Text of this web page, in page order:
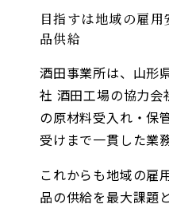
目指すは地域の雇
品供給
酒田事業所は、山形
社 酒田工場の協力会
の原材料受入れ・保
受けまで一貫した業
これからも地域の雇
品の供給を最大課題